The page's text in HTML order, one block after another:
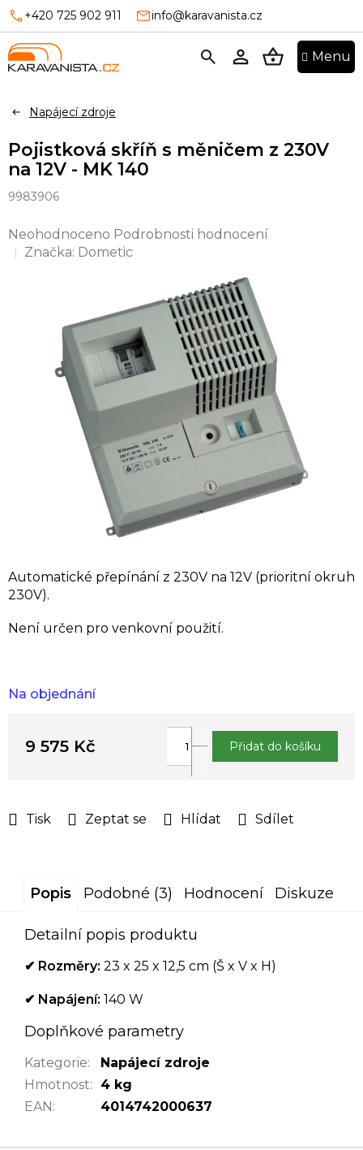
Přejít
obsah
+420 725 902 911 info@karavanista.cz
Napájecí zdroje
Pojistková skříň s měničem z 230V
na 12V - MK 140
9983906
Průměrné
hodnocení
hvězdiček.
Neohodnoceno Podrobnosti hodnocení
Značka: Dometic
Na objednání
Automatické přepínání z 230V na 12V (prioritní okruh
230V).
Není určen pro venkovní použití.
Tisk Zeptat se Hlídat Sdílet
9 575 Kč Přidat do košíku
Popis Podobné (3) Hodnocení Diskuze
Detailní popis produktu
✔ Rozměry: 23 x 25 x 12,5 cm (Š x V x H)
✔ Napájení: 140 W
Doplňkové parametry
Kategorie:
Napájecí zdroje
Hmotnost:
4 kg
EAN: 4014742000637